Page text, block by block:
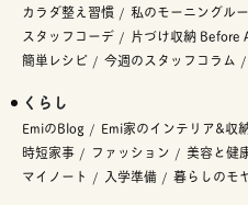
カラダ整え習慣 私のモーニングル
スタッフコーデ
片づけ収納 Before
簡単レシピ
今週のスタッフコラム
くらし
EmiのBlog Emi家のインテリア&収
時短家事
ファッション 美容と健
マイノート
入学準備 暮らしのモ